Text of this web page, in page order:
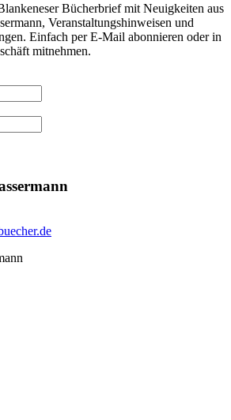
Bücherbrief mit Neuigkeiten aus
Veranstaltungshinweisen und
Einfach per E-Mail abonnieren oder in
mitnehmen.